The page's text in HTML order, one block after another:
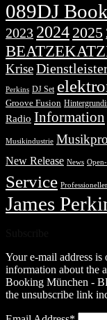
089DJ
2023 2024 2025
Krise
Perkins DJ Set
Groove Fusion
Radio Information
Musikindustrie
New Release News
Service
James
Your e-mail address is
information about the
Booking München -
the unsubscribe link